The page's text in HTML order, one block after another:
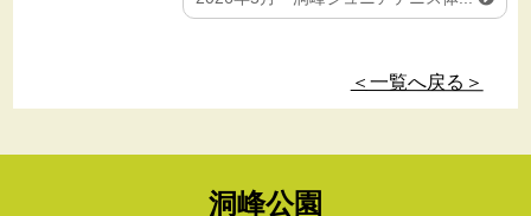
＜一覧へ戻る＞
洞峰公園